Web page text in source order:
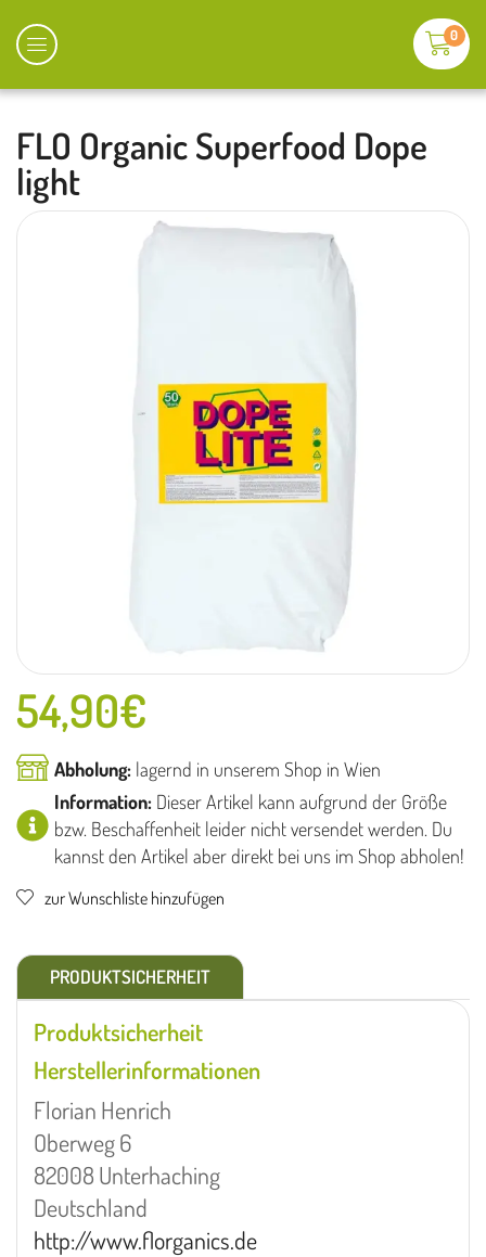
0
FLO Organic Superfood Dope
light
54,90€
Abholung: lagernd in unserem Shop in Wien
Information: Dieser Artikel kann aufgrund der Größe
bzw. Beschaffenheit leider nicht versendet werden. Du
kannst den Artikel aber direkt bei uns im Shop abholen!
zur Wunschliste hinzufügen
PRODUKTSICHERHEIT
Produktsicherheit
Herstellerinformationen
Florian Henrich
Oberweg 6
82008 Unterhaching
Deutschland
http://www.florganics.de